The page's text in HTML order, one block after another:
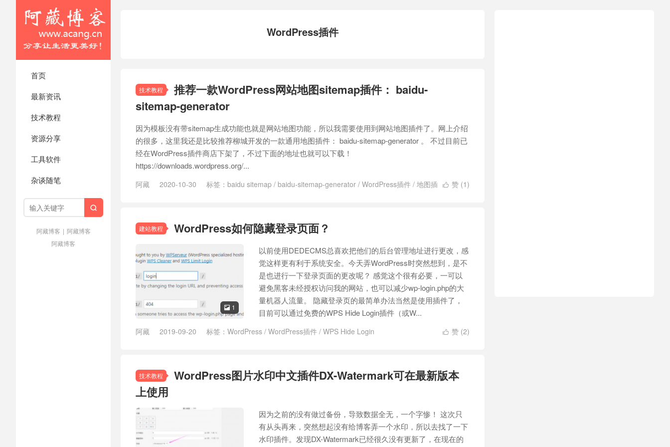
首页
最新资讯
技术教程
资源分享
工具软件
杂谈随笔

阿藏博客 | 阿藏博客
阿藏博客
WordPress插件
技术教程
推荐一款WordPress网站地图sitemap插件： baidu-
sitemap-generator
因为模板没有带sitemap生成功能也就是网站地图功能，所以我需要使用到网站地图插件了。网上介绍
的很多，这里我还是比较推荐柳城开发的一款通用地图插件： baidu-sitemap-generator 。 不过目前已
经在WordPress插件商店下架了，不过下面的地址也就可以下载！
https://downloads.wordpress.org/...
 赞 (1)
阿藏 2020-10-30 标签： baidu sitemap / baidu-sitemap-generator / WordPress插件 / 地图插
建站教程 WordPress如何隐藏登录页面？
 1
以前使用DEDECMS总喜欢把他们的后台管理地址进行更改，感
觉这样更有利于系统安全。今天弄WordPress时突然想到，是不
是也进行一下登录页面的更改呢？ 感觉这个很有必要，一可以
避免黑客未经授权访问我的网站，也可以减少wp-login.php的大
量机器人流量。 隐藏登录页的最简单办法当然是使用插件了，
目前可以通过免费的WPS Hide Login插件（或W...
 赞 (2)
阿藏 2019-09-20 标签： WordPress / WordPress插件 / WPS Hide Login
技术教程
WordPress图片水印中文插件DX-Watermark可在最新版本
上使用
因为之前的没有做过备份，导致数据全无，一个字惨！ 这次只
有从头再来，突然想起没有给博客弄一个水印，所以去找了一下
水印插件。发现DX-Watermark已经很久没有更新了，在现在的